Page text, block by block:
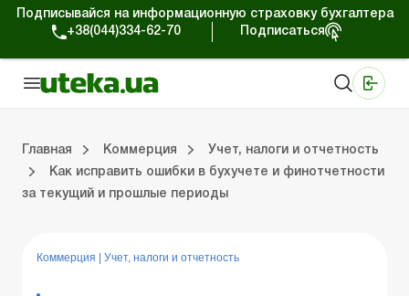
Подписывайся на информационную страховку бухгалтера
+38(044)334-62-70
Подписаться
Главная Коммерция
Учет, налоги и отчетность
Как исправить ошибки в бухучете и финотчетности
за текущий и прошлые периоды
Коммерция Учет, налоги и отчетность